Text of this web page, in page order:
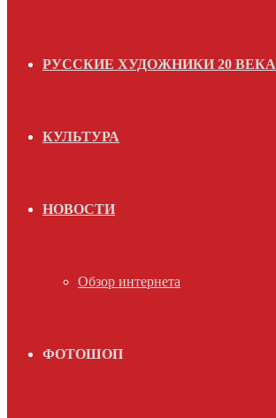
РУССКИЕ ХУДОЖНИКИ 20 ВЕКА
КУЛЬТУРА
НОВОСТИ
Обзор интернета
ФОТОШОП